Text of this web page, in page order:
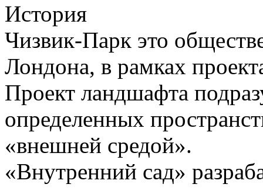
История
Чизвик-Парк это
Лондона, в рамках
Проект ландшафта
определенных
«внешней средой».
«Внутренний сад»